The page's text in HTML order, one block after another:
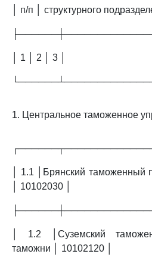
│ п/п │ структурного
│ 1 │ 2 │ 3 │
1. Центральное таможенное
│ 1.1 │Брянский таможенный
│ 10102030 │
│ 1.2 │Суземский
таможни │ 10102120 │